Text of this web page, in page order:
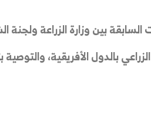
السابقة بين وزارة الزراعة
بالدول الأفريقية،